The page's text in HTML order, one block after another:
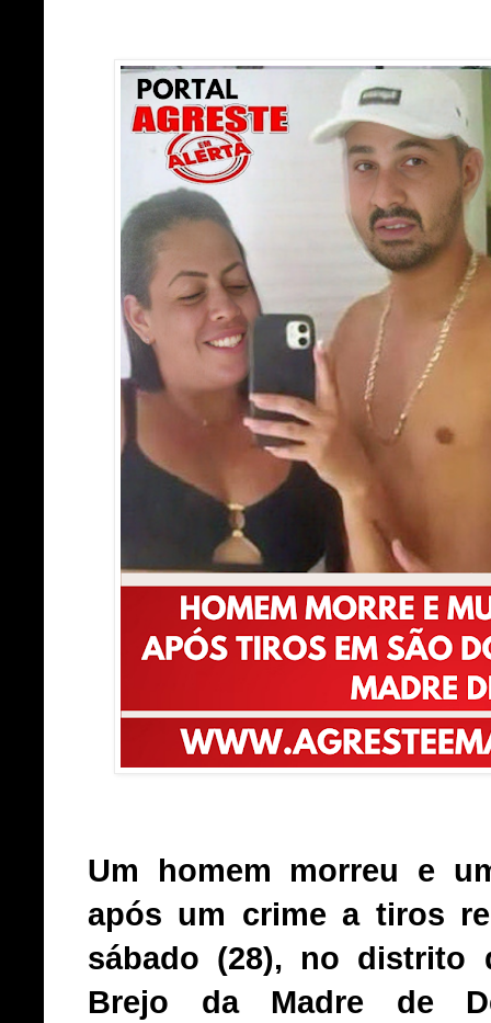
Um homem morreu e
após um crime a tiros
sábado (28), no distrito
Brejo da Madre de